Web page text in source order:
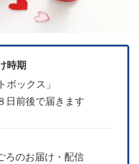
時期
ボックス」
前後で届きます
のお届け・配信